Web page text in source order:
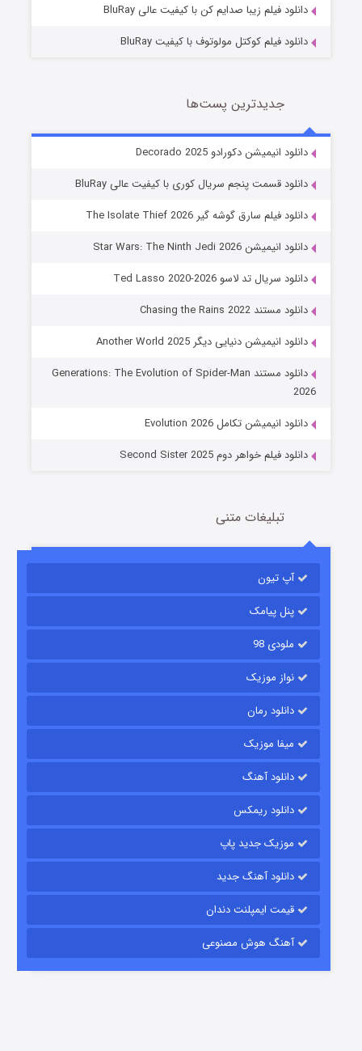
خاندان اژدها فصل ۳
جادوگری در مغولستان
قسمت14 (زیرنویس) منتشر شد
باب اسفنجی فصل ۱۷
قسمت6 (زیرنویس) منتشر شد
قسمت15 (دوبله) منتشر شد
دانلود فیلم زیبا صدایم کن با کیفیت عالی BluRay
دانلود فیلم کوکتل مولوتوف با کیفیت BluRay
جدیدترین پست‌ها
دانلود انیمیشن دکورادو Decorado 2025
دانلود قسمت پنجم سریال کوری با کیفیت عالی BluRay
دانلود فیلم سارق گوشه گیر The Isolate Thief 2026
دانلود انیمیشن Star Wars: The Ninth Jedi 2026
دانلود سریال تد لاسو Ted Lasso 2020-2026
دانلود مستند Chasing the Rains 2022
دانلود انیمیشن دنیایی دیگر Another World 2025
دانلود مستند Generations: The Evolution of Spider-Man
2026
دانلود انیمیشن تکامل Evolution 2026
دانلود فیلم خواهر دوم Second Sister 2025
تبلیغات متنی
آپ تیون
پنل پیامک
ملودی 98
نواز موزیک
دانلود رمان
میفا موزیک
دانلود آهنگ
دانلود ریمکس
موزیک جدید پاپ
دانلود آهنگ جدید
قیمت ایمپلنت دندان
آهنگ هوش مصنوعی